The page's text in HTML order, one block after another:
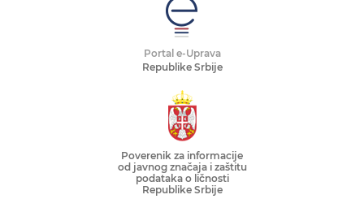
Portal e-Uprava
Republike Srbije
Poverenik za informacije
od javnog značaja i zaštitu
podataka o ličnosti
Republike Srbije